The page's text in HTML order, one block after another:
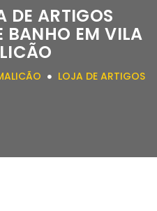
DE ARTIGOS
BANHO EM VILA
LOJA DE ARTIGOS